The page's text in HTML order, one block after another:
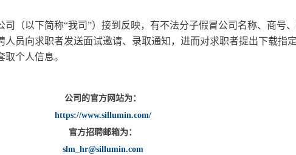
司（以下简称“我司”）接到反映，有不法分子假冒公司名称、商号
人员向求职者发送面试邀请、录取通知，进而对求职者提出下载指
个人信息。
公司的官方网站为：
https://www.sillumin.com/
官方招聘邮箱为：
slm_hr@sillumin.com